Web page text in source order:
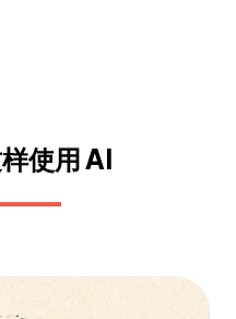
使用 AI